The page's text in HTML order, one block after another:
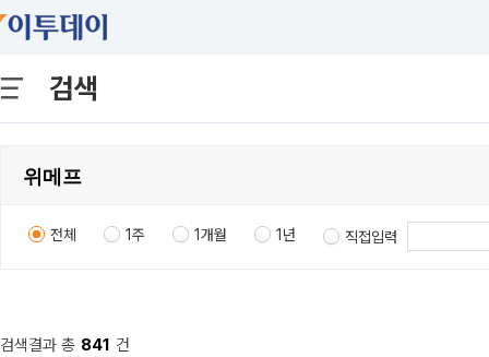
검색
전체 1주 1개월 1년 직접입력
검색결과 총 841 건